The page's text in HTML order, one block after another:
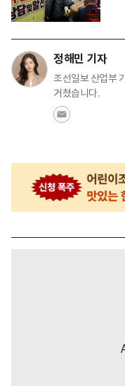
정해민 기자
조선일보 산업부
거쳤습니다.